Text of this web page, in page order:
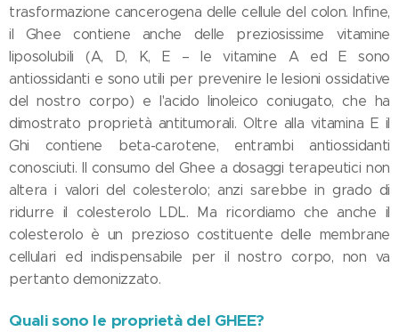
trasformazione cancerogena delle cellule del colon. Infine,
il Ghee contiene anche delle preziosissime vitamine
liposolubili (A, D, K, E – le vitamine A ed E sono
antiossidanti e sono utili per prevenire le lesioni ossidative
del nostro corpo) e l'acido linoleico coniugato, che ha
dimostrato proprietà antitumorali. Oltre alla vitamina E il
Ghi contiene beta-carotene, entrambi antiossidanti
conosciuti. Il consumo del Ghee a dosaggi terapeutici non
altera i valori del colesterolo; anzi sarebbe in grado di
ridurre il colesterolo LDL. Ma ricordiamo che anche il
colesterolo è un prezioso costituente delle membrane
cellulari ed indispensabile per il nostro corpo, non va
pertanto demonizzato.
Quali sono le proprietà del GHEE?